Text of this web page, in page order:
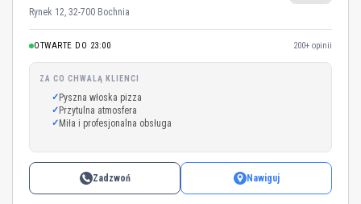
Rynek 12, 32-700 Bochnia
OTWARTE DO 23:00 200+ opinii
ZA CO CHWALĄ KLIENCI
Pyszna włoska pizza
Przytulna atmosfera
Miła i profesjonalna obsługa
Zadzwoń Nawiguj